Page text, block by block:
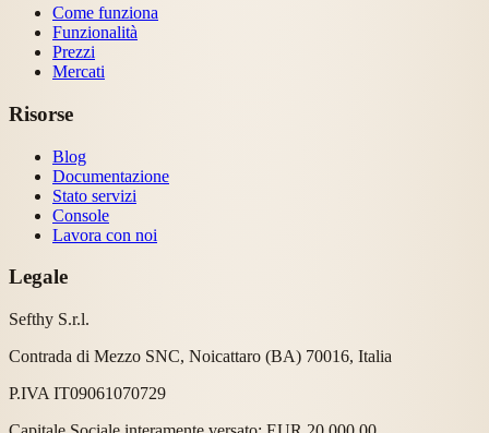
Come funziona
Funzionalità
Prezzi
Mercati
Risorse
Blog
Documentazione
Stato servizi
Console
Lavora con noi
Legale
Sefthy S.r.l.
Contrada di Mezzo SNC, Noicattaro (BA) 70016, Italia
P.IVA IT09061070729